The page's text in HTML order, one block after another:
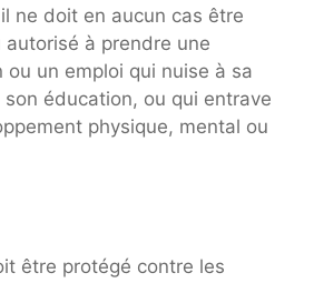
ne doit en aucun cas être
autorisé à prendre une
ou un emploi qui nuise à sa
son éducation, ou qui entrave
physique, mental ou
être protégé contre les